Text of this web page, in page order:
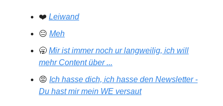
❤️ Leiwand
😐 Meh
🥱 Mir ist immer noch ur langweilig, ich will
mehr Content über ...
😡 Ich hasse dich, ich hasse den Newsletter -
Du hast mir mein WE versaut